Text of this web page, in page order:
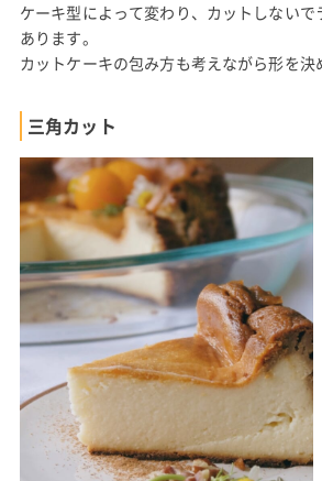
ケーキ型によって変わり、カットしないで
あります。
カットケーキの包み方も考えながら形を決
三角カット